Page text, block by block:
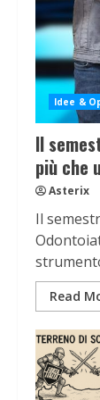
Idee &
Il
più che
Asterix
Il
Read